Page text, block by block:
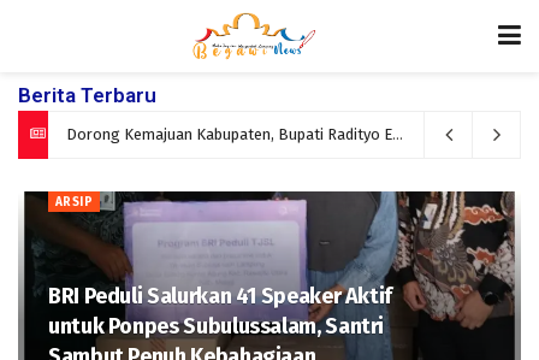
Berita Terbaru
Dorong Kemajuan Kabupaten, Bupati Radityo Egi Suarakan Sinergi Pusat-Daerah di APKASI 2026
Warga Tanjung Seneng ‘Boyong’ Polisi Gadungan Berpangkat Kombes Bersama Oknum Polres Mesuji dan Wanita Muda Diduga Hendak Menipu
ARSIP
BRI Peduli Salurkan 41 Speaker Aktif
untuk Ponpes Subulussalam, Santri